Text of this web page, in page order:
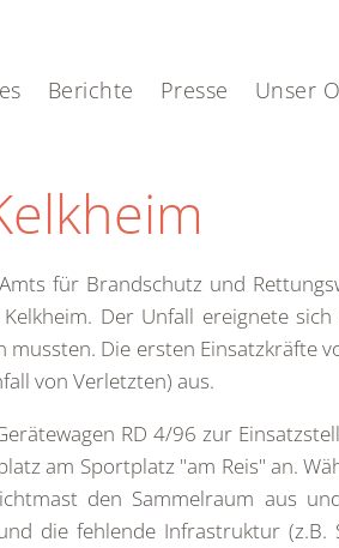
Berichte Presse Unser
für Brandschutz und
Der Unfall ereignete
Die ersten Einsatzkräfte
von Verletzten) aus.
RD 4/96 zur
am Sportplatz "am Reis" an.
den Sammelraum aus
die fehlende Infrastruktur (z.B.